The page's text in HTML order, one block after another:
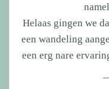
Helaas gingen we
een wandeling
een erg nare